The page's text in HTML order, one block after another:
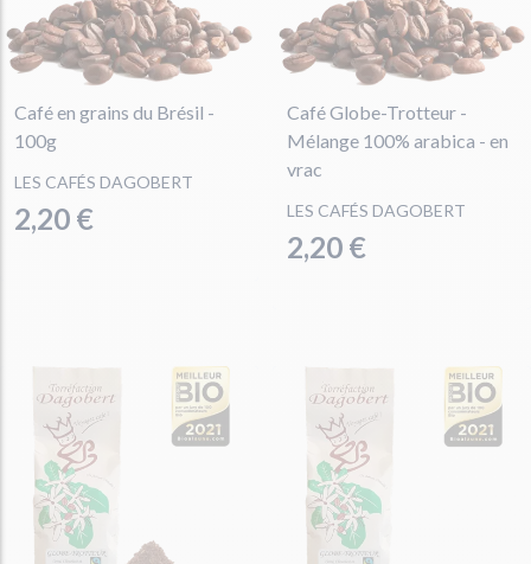
Café en grains du Brésil -
100g
LES CAFÉS DAGOBERT
2,20 €
Café Globe-Trotteur -
Mélange 100% arabica - en
vrac
LES CAFÉS DAGOBERT
2,20 €